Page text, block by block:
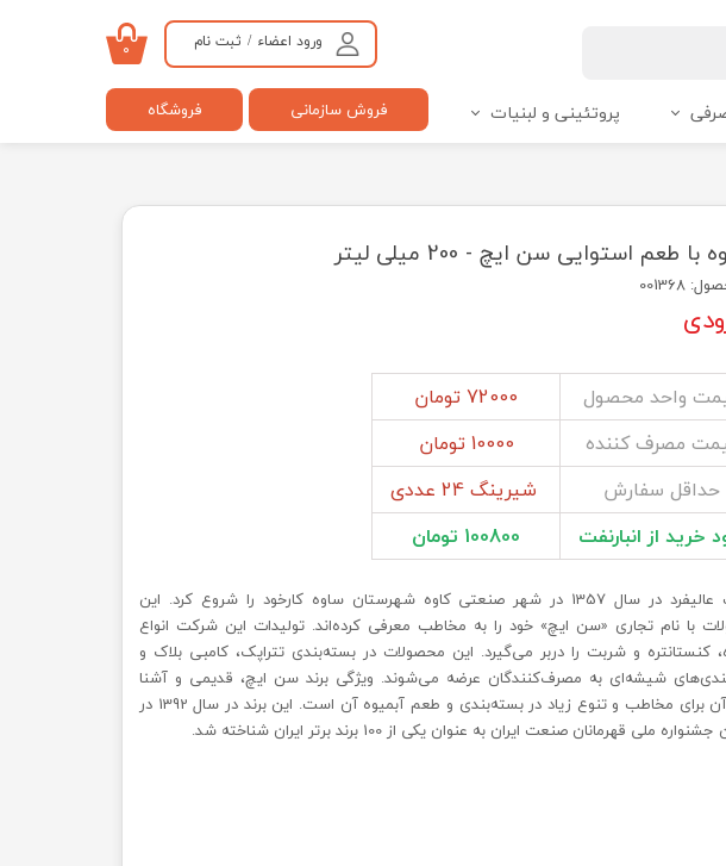
ورود اعضاء / ثبت نام
تغییر گذر واژه
خروج از حساب کاربری
۰
پروتئینی و لبنیات فروش سازمانی فروشگاه
با طعم استوایی سن ایچ - 200 میلی لیتر
واحد محصول
72000 تومان
مصرف کننده
10000 تومان
حداقل سفارش
شیرینگ 24 عددی
خرید از انبارنفت
100800 تومان
شرکت عالیفرد در سال 1357 در شهر صنعتی کاوه شهرستان ساوه کارخود را شروع کرد. این
با نام تجاری «سن ایچ» خود را به مخاطب معرفی‌ کرده‌اند. تولیدات این شرکت انواع
کنستانتره و شربت را دربر می‌گیرد. این محصولات در بسته‌بندی تتراپک، کامبی بلاک و
شیشه‌ای به مصرف‌کنندگان عرضه می‌شوند. ویژگی برند سن‌ ایچ، قدیمی و آشنا
بودن آن برای مخاطب و تنوع زیاد در بسته‌بندی و طعم آبمیوه آن است. این برند در سال 1392 در
ملی قهرمانان صنعت ایران به عنوان یکی از 100 برند برتر ایران شناخته شد.